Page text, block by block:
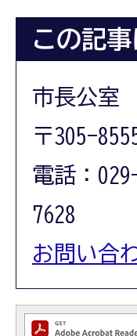
この記
市長公室
〒305-
電話：
7628
お問い合